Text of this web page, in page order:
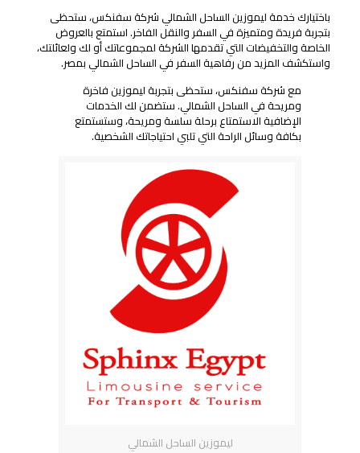
باختيارك خدمة ليموزين الساحل الشمالي شركة سفنكس، ستحظى
بتجربة فريدة ومتميزة في السفر والنقل الفاخر. استمتع بالعروض
الخاصة والتخفيضات التي تقدمها الشركة لمجموعاتك أو لك ولعائلتك،
واستكشف المزيد من رفاهية السفر في الساحل الشمالي بمصر.
مع شركة سفنكس، ستحظى بتجربة ليموزين فاخرة
ومريحة في الساحل الشمالي. ستضمن لك الخدمات
الإضافية الاستمتاع برحلة سلسة ومريحة، وستستمتع
بكافة وسائل الراحة التي تلبي احتياجاتك الشخصية.
ليموزين الساحل الشمالي